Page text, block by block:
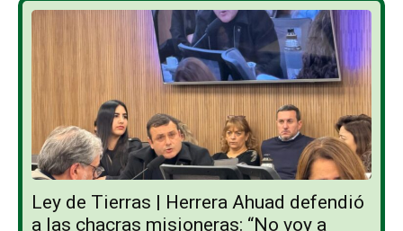
Ley de Tierras | Herrera Ahuad defendió
a las chacras misioneras: “No voy a